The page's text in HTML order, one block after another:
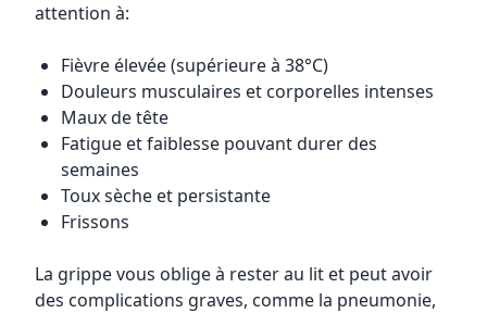
attention à:
Fièvre élevée (supérieure à 38°C)
Douleurs musculaires et corporelles intenses
Maux de tête
Fatigue et faiblesse pouvant durer des
semaines
Toux sèche et persistante
Frissons
La grippe vous oblige à rester au lit et peut avoir
des complications graves, comme la pneumonie,